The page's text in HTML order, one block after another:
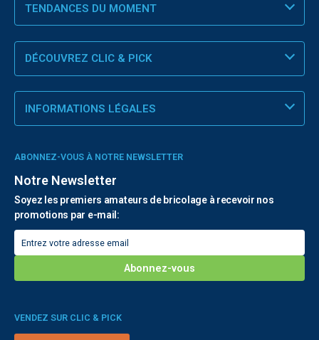
TENDANCES DU MOMENT
DÉCOUVREZ CLIC & PICK
INFORMATIONS LÉGALES
ABONNEZ-VOUS À NOTRE NEWSLETTER
Notre Newsletter
Soyez les premiers amateurs de bricolage à recevoir nos
promotions par e-mail:
VENDEZ SUR CLIC & PICK